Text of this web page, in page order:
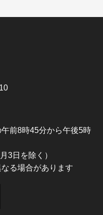
前8時45分から午後5時
3日を除く）
る場合があります